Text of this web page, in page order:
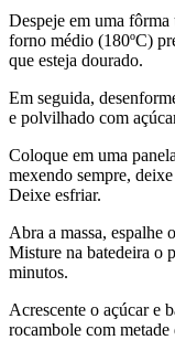
Despeje em uma fôrma
forno médio (180ºC)
que esteja dourado.
Em seguida,
e polvilhado com
Coloque em uma
mexendo sempre,
Deixe esfriar.
Abra a massa, espalhe
Misture na batedeira o
minutos.
Acrescente o açúcar e
rocambole com metade